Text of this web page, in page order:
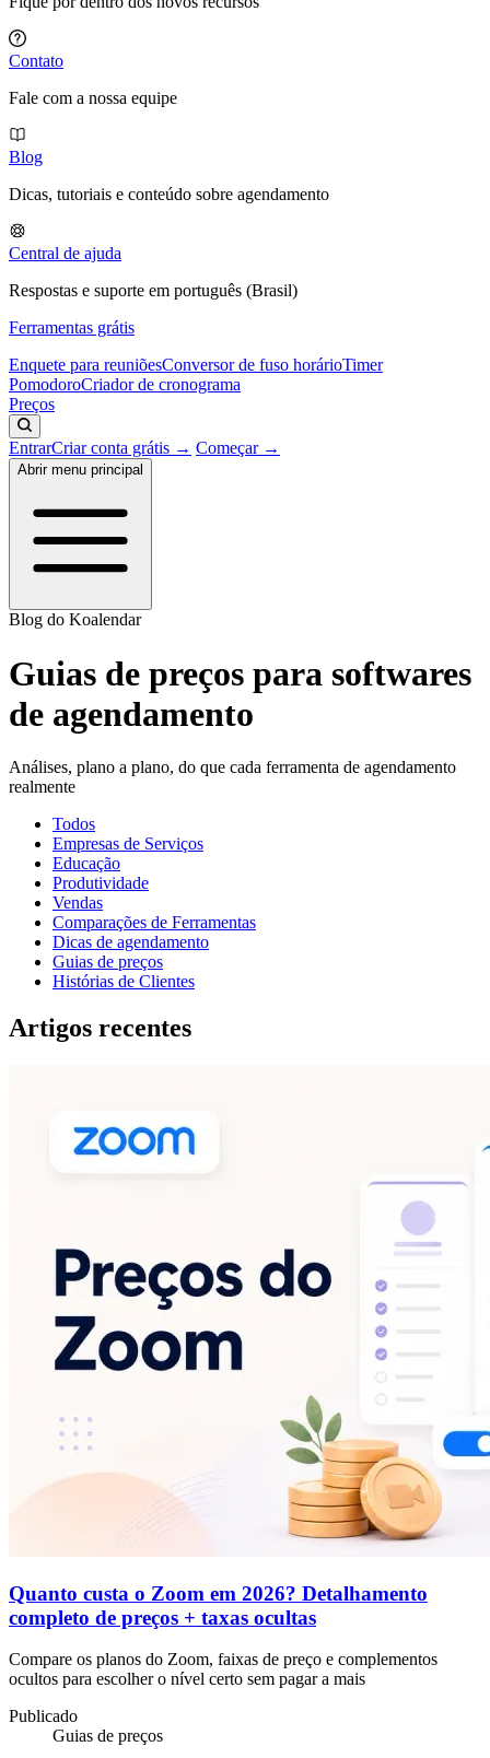
Contato
Fale com a nossa equipe
Blog
Dicas, tutoriais e conteúdo sobre agendamento
Central de ajuda
Respostas e suporte em português (Brasil)
Ferramentas grátis
Enquete para reuniõesConversor de fuso horárioTimer
PomodoroCriador de cronograma
Preços
EntrarCriar conta grátis → Começar →
Abrir menu principal
Blog do Koalendar
Guias de preços para softwares
de agendamento
Análises, plano a plano, do que cada ferramenta de agendamento
realmente
Todos
Empresas de Serviços
Educação
Produtividade
Vendas
Comparações de Ferramentas
Dicas de agendamento
Guias de preços
Histórias de Clientes
Artigos recentes
Quanto custa o Zoom em 2026? Detalhamento
completo de preços + taxas ocultas
Compare os planos do Zoom, faixas de preço e complementos
ocultos para escolher o nível certo sem pagar a mais
Publicado
Guias de preços